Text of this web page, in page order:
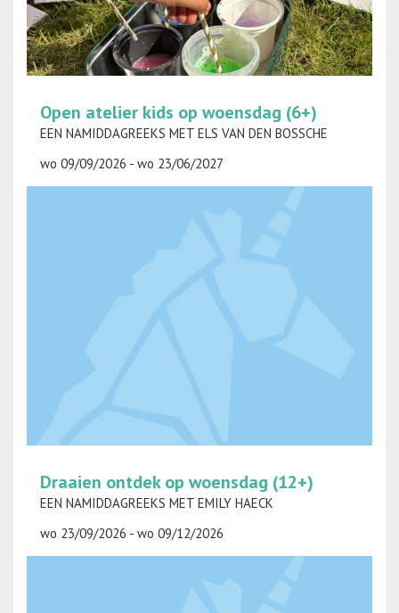
Open atelier kids op woensdag (6+)
EEN NAMIDDAGREEKS MET ELS VAN DEN BOSSCHE
wo 09/09/2026 - wo 23/06/2027
Draaien ontdek op woensdag (12+)
EEN NAMIDDAGREEKS MET EMILY HAECK
wo 23/09/2026 - wo 09/12/2026